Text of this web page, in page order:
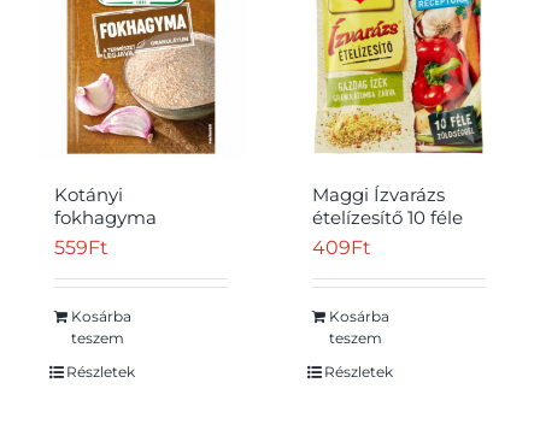
Kotányi
fokhagyma
granulátum 28 g
559Ft
Kosárba
teszem
Részletek
Maggi Ízvarázs
ételízesítő 10 féle
zöldséggel 75 g
409Ft
Kosárba
teszem
Részletek